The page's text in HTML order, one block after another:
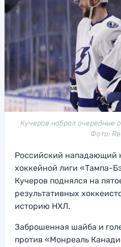
Кучеров набрал очередные
Фото:
Российский нападающий
хоккейной лиги «Тампа-
Кучеров поднялся на
результативных
историю НХЛ.
Заброшенная шайба и
против «Монреаль